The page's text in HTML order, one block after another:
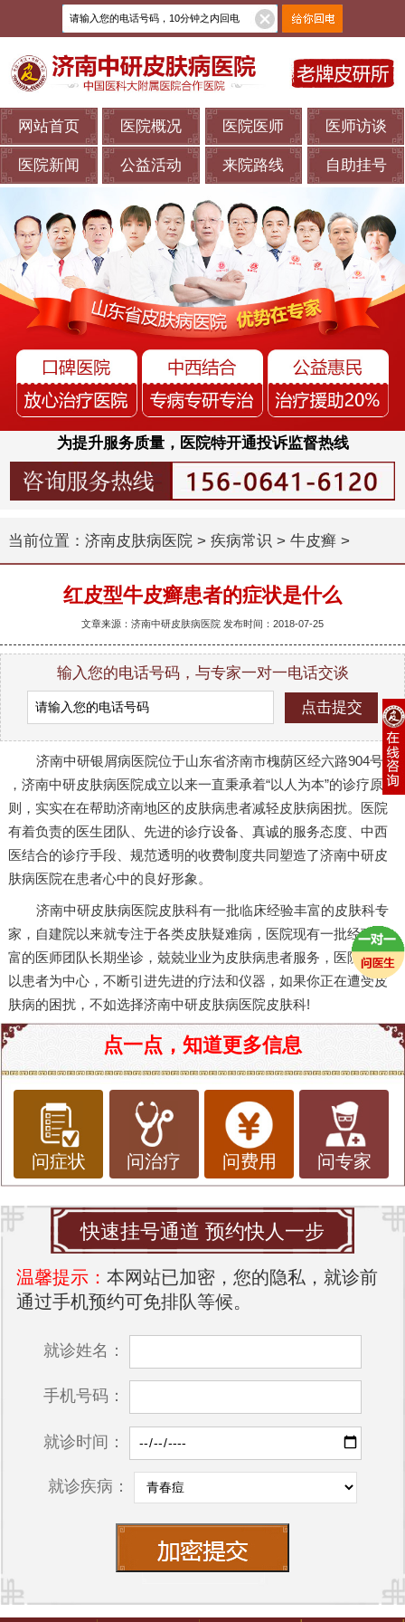
网站首页 医院概况 医院医师 医师访谈
医院新闻 公益活动 来院路线 自助挂号
为提升服务质量，医院特开通投诉监督热线
当前位置： 济南皮肤病医院> 疾病常识 > 牛皮癣>
红皮型牛皮癣患者的症状是什么
文章来源：济南中研皮肤病医院 发布时间：2018-07-25
输入您的电话号码，与专家一对一电话交谈
济南中研银屑病医院位于山东省济南市槐荫区经六路904号
，济南中研皮肤病医院成立以来一直秉承着“以人为本”的诊疗原
则，实实在在帮助济南地区的皮肤病患者减轻皮肤病困扰。医院
有着负责的医生团队、先进的诊疗设备、真诚的服务态度、中西
医结合的诊疗手段、规范透明的收费制度共同塑造了济南中研皮
肤病医院在患者心中的良好形象。
济南中研皮肤病医院皮肤科有一批临床经验丰富的皮肤科专
家，自建院以来就专注于各类皮肤疑难病，医院现有一批经验丰
富的医师团队长期坐诊，兢兢业业为皮肤病患者服务，医院一切
以患者为中心，不断引进先进的疗法和仪器，如果你正在遭受皮
肤病的困扰，不如选择济南中研皮肤病医院皮肤科!
点一点，知道更多信息
问症状 问治疗 问费用 问专家
快速挂号通道 预约快人一步
温馨提示： 本网站已加密，您的隐私，就诊前
通过手机预约可免排队等候。
就诊姓名：
手机号码：
就诊时间：
就诊疾病：